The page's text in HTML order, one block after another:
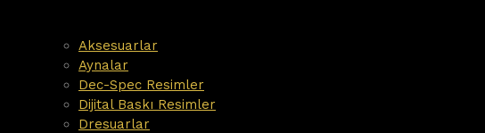
Aksesuarlar
Aynalar
Dec-Spec Resimler
Dijital Baskı Resimler
Dresuarlar